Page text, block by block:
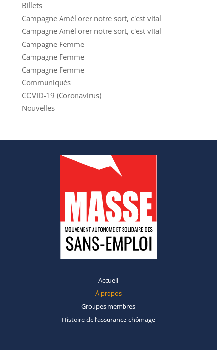
Billets
Campagne Améliorer notre sort, c'est vital
Campagne Améliorer notre sort, c'est vital
Campagne Femme
Campagne Femme
Campagne Femme
Communiqués
COVID-19 (Coronavirus)
Nouvelles
Accueil
À propos
Groupes membres
Histoire de l’assurance-chômage